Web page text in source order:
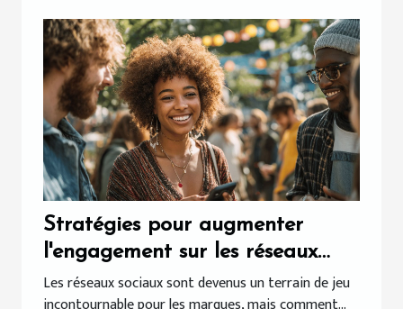
Stratégies pour augmenter
l'engagement sur les réseaux
sociaux sans publicité payante
Les réseaux sociaux sont devenus un terrain de jeu